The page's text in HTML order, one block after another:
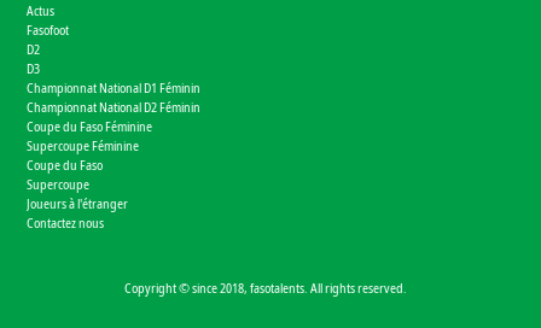
Actus
Fasofoot
D2
D3
Championnat National D1 Féminin
Championnat National D2 Féminin
Coupe du Faso Féminine
Supercoupe Féminine
Coupe du Faso
Supercoupe
Joueurs à l'étranger
Contactez nous
Copyright © since 2018, fasotalents. All rights reserved.